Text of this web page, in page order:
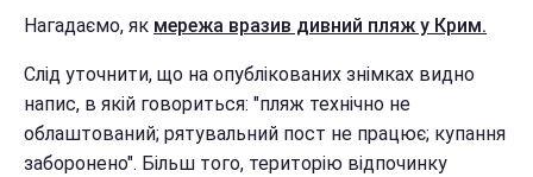
Нагадаємо, як мережа вразив дивний пляж у Крим.
Слід уточнити, що на опублікованих знімках видно
напис, в якій говориться: "пляж технічно не
облаштований; рятувальний пост не працює; купання
заборонено". Більш того, територію відпочинку